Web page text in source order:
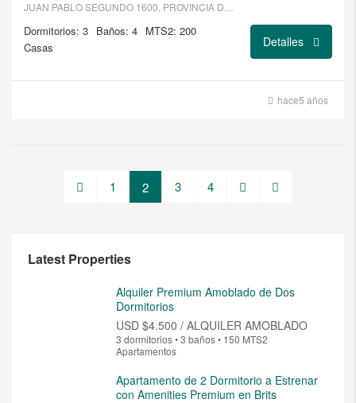
Dormitorios: 3 Baños: 4 MTS2: 200
Casas
Detalles
hace5 años
1 2 3 4
Latest Properties
Alquiler Premium Amoblado de Dos
Dormitorios
USD $4.500 / ALQUILER AMOBLADO
3 dormitorios • 3 baños • 150 MTS2
Apartamentos
Apartamento de 2 Dormitorio a Estrenar
con Amenities Premium en Brits